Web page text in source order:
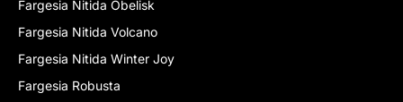
Fargesia Nitida Obelisk
Fargesia Nitida Volcano
Fargesia Nitida Winter Joy
Fargesia Robusta